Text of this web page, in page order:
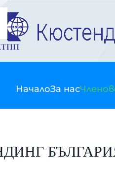
НачалоЗа нас